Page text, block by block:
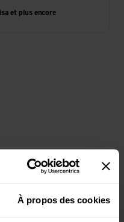
À propos des cookies
et plus encore